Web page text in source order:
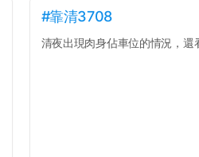
#靠清3708
清夜出現肉身佔車位的情況，還